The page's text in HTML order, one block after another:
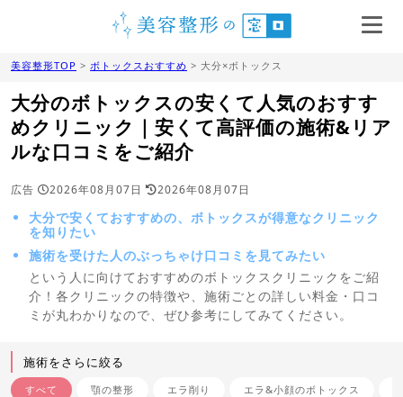
美容整形TOP > ボトックスおすすめ > 大分×ボトックス
大分のボトックスの安くて人気のおすす
めクリニック｜安くて高評価の施術&リア
ルな口コミをご紹介
広告 2026年08月07日 2026年08月07日
大分で安くておすすめの、ボトックスが得意なクリニック
を知りたい
施術を受けた人のぶっちゃけ口コミを見てみたい
という人に向けておすすめのボトックスクリニックをご紹
介！各クリニックの特徴や、施術ごとの詳しい料金・口コ
ミが丸わかりなので、ぜひ参考にしてみてください。
施術をさらに絞る
すべて 顎の整形 エラ削り エラ&小顔のボトックス